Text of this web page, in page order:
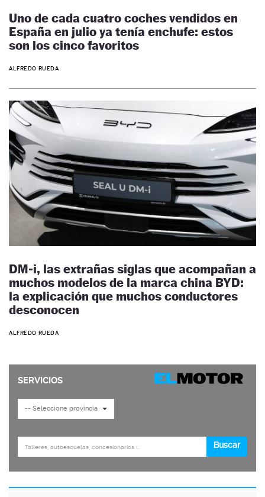
Uno de cada cuatro coches vendidos en
España en julio ya tenía enchufe: estos
son los cinco favoritos
ALFREDO RUEDA
DM-i, las extrañas siglas que acompañan a
muchos modelos de la marca china BYD:
la explicación que muchos conductores
desconocen
ALFREDO RUEDA